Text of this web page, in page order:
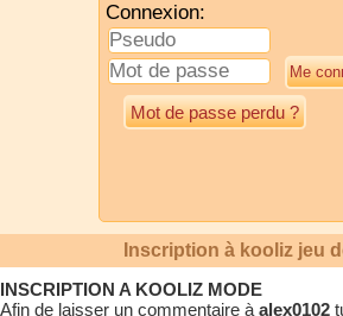
Connexion:
Mot de passe perdu ?
Inscription à kooliz jeu
INSCRIPTION A KOOLIZ MODE
Afin de laisser un commentaire à alex0102